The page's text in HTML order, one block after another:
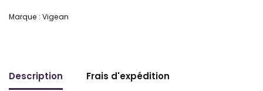
Marque : Vigean
Description
Frais d'expédition